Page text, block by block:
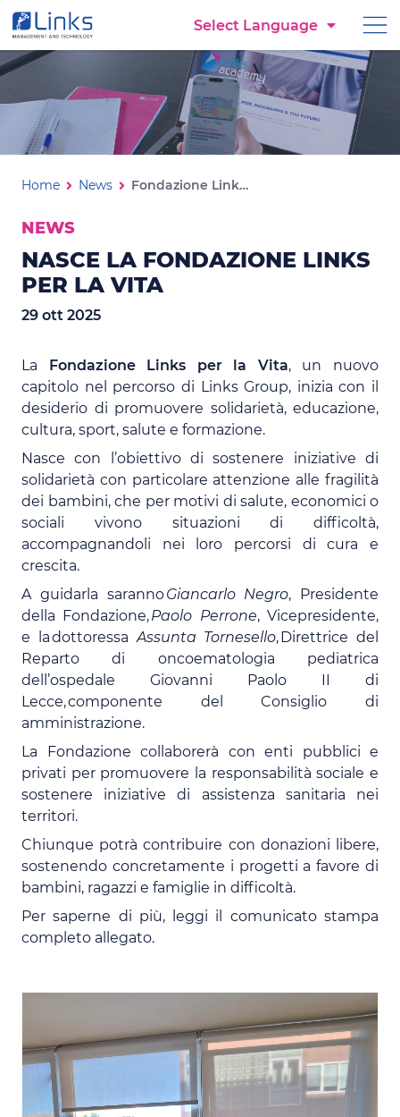
Torna alla homepage
Vai al menu di navigazione
Vai ai contenuti
Select Language
Fondazione Links per la Vita
Ti trovi in:
Home News Fondazione Links per la Vita
NEWS
NASCE LA FONDAZIONE LINKS
PER LA VITA
29 ott 2025
La Fondazione Links per la Vita, un nuovo
capitolo nel percorso di Links Group, inizia con il
desiderio di promuovere solidarietà, educazione,
cultura, sport, salute e formazione.
Nasce con l’obiettivo di sostenere iniziative di
solidarietà con particolare attenzione alle fragilità
dei bambini, che per motivi di salute, economici o
sociali vivono situazioni di difficoltà,
accompagnandoli nei loro percorsi di cura e
crescita.
A guidarla sarannoGiancarlo Negro, Presidente
della Fondazione,Paolo Perrone, Vicepresidente,
e la dottoressa Assunta Tornesello, Direttrice del
Reparto di oncoematologia pediatrica
dell’ospedale Giovanni Paolo II di
Lecce, componente del Consiglio di
amministrazione.
La Fondazione collaborerà con enti pubblici e
privati per promuovere la responsabilità sociale e
sostenere iniziative di assistenza sanitaria nei
territori.
Chiunque potrà contribuire con donazioni libere,
sostenendo concretamente i progetti a favore di
bambini, ragazzi e famiglie in difficoltà.
Per saperne di più, leggi il comunicato stampa
completo allegato.